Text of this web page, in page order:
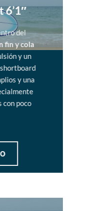
6’1″
del
fin y cola
y un
y una
con poco